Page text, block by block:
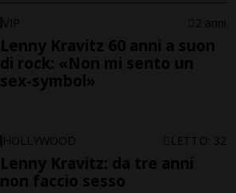
VIP 2 anni
Lenny Kravitz 60 anni a suon
di rock: «Non mi sento un
sex-symbol»
HOLLYWOOD LETTO: 32
Lenny Kravitz: da tre anni
non faccio sesso